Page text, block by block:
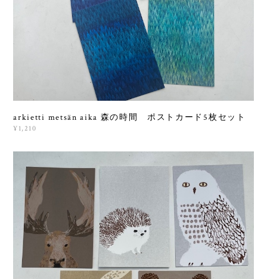
arkietti metsän aika 森の時間 ポストカード5枚セット
¥1,210